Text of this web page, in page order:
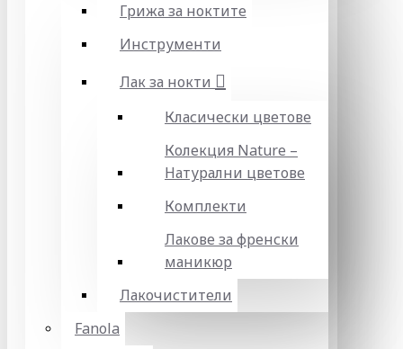
Грижа за ноктите
Инструменти
Лак за нокти
Класически цветове
Колекция Nature –
Натурални цветове
Комплекти
Лакове за френски
маникюр
Лакочистители
Fanola